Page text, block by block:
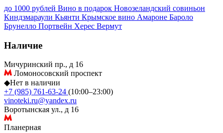
до 1000 рублей Вино в подарок Новозеландский совиньон
Киндзмараули Кьянти Крымское вино Амароне Бароло
Брунелло Портвейн Херес Вермут
Наличие
Мичуринский пр., д 16
Ломоносовский проспект
◆Нет в наличии
+7 (985) 761-63-24 (10:00–23:00)
vinoteki.ru@yandex.ru
Воротынская ул., д 16
Планерная